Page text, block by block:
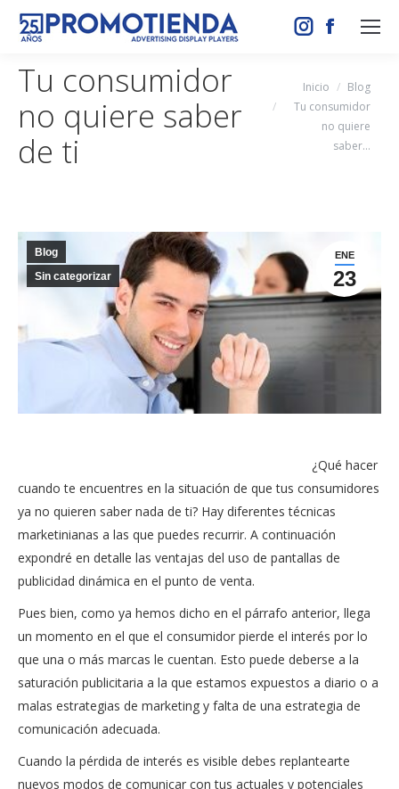
Instagram
opens
in
new
window
Facebook
opens
in
new
window
Tu consumidor
no quiere saber
de ti
Estás aquí:Inicio
Blog
Tu consumidor
no quiere
saber…
ENE
23
Blog
Sin categorizar
¿Qué hacer
cuando te encuentres en la situación de que tus consumidores
ya no quieren saber nada de ti? Hay diferentes técnicas
marketinianas a las que puedes recurrir. A continuación
expondré en detalle las ventajas del uso de pantallas de
publicidad dinámica en el punto de venta.
Pues bien, como ya hemos dicho en el párrafo anterior, llega
un momento en el que el consumidor pierde el interés por lo
que una o más marcas le cuentan. Esto puede deberse a la
saturación publicitaria a la que estamos expuestos a diario o a
malas estrategias de marketing y falta de una estrategia de
comunicación adecuada.
Cuando la pérdida de interés es visible debes replantearte
nuevos modos de comunicar con tus actuales y potenciales